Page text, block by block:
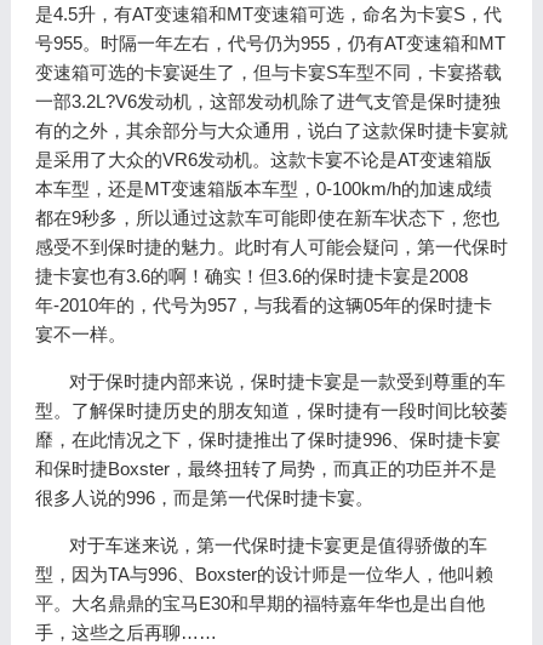
是4.5升，有AT变速箱和MT变速箱可选，命名为卡宴S，代
号955。时隔一年左右，代号仍为955，仍有AT变速箱和MT
变速箱可选的卡宴诞生了，但与卡宴S车型不同，卡宴搭载
一部3.2L?V6发动机，这部发动机除了进气支管是保时捷独
有的之外，其余部分与大众通用，说白了这款保时捷卡宴就
是采用了大众的VR6发动机。这款卡宴不论是AT变速箱版
本车型，还是MT变速箱版本车型，0-100km/h的加速成绩
都在9秒多，所以通过这款车可能即使在新车状态下，您也
感受不到保时捷的魅力。此时有人可能会疑问，第一代保时
捷卡宴也有3.6的啊！确实！但3.6的保时捷卡宴是2008
年-2010年的，代号为957，与我看的这辆05年的保时捷卡
宴不一样。
对于保时捷内部来说，保时捷卡宴是一款受到尊重的车
型。了解保时捷历史的朋友知道，保时捷有一段时间比较萎
靡，在此情况之下，保时捷推出了保时捷996、保时捷卡宴
和保时捷Boxster，最终扭转了局势，而真正的功臣并不是
很多人说的996，而是第一代保时捷卡宴。
对于车迷来说，第一代保时捷卡宴更是值得骄傲的车
型，因为TA与996、Boxster的设计师是一位华人，他叫赖
平。大名鼎鼎的宝马E30和早期的福特嘉年华也是出自他
手，这些之后再聊……